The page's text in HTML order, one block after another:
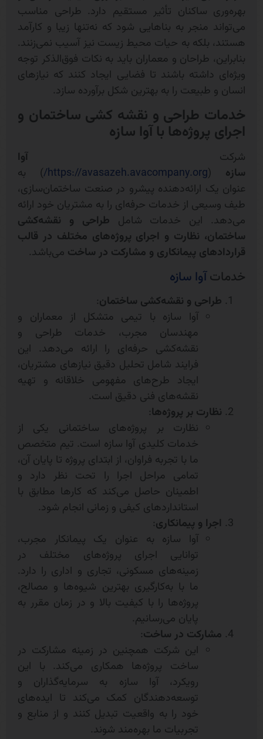
بهره‌وری ساکنان تأثیر مستقیم دارد. طراحی مناسب
می‌تواند منجر به بناهایی شود که نه‌تنها زیبا و کارآمد
هستند، بلکه به حیات محیط زیست نیز آسیب نمی‌زنند.
بنابراین، طراحان و معماران باید به نکات فوق‌الذکر توجه
ویژه‌ای داشته باشند تا فضایی ایجاد کنند که نیازهای
انسان و طبیعت را به بهترین شکل برآورده سازد.
خدمات طراحی و نقشه کشی ساختمان و
اجرای پروژه‌ها با آوا سازه
شرکت آوا
سازه (
https://avasazeh.avacompany.org/ ) به
عنوان یک ارائه‌دهنده پیشرو در صنعت ساختمان‌سازی،
طیف وسیعی از خدمات حرفه‌ای را به مشتریان خود ارائه
می‌دهد. این خدمات شامل طراحی و نقشه‌کشی
ساختمان، نظارت و اجرای پروژه‌های مختلف در قالب
قراردادهای پیمانکاری و مشارکت در ساخت می‌باشد.
خدماتآوا سازه
طراحی و نقشه‌کشی ساختمان:
آوا سازه با تیمی متشکل از معماران و
مهندسان مجرب، خدمات طراحی و
نقشه‌کشی حرفه‌ای را ارائه می‌دهد. این
فرایند شامل تحلیل دقیق نیازهای مشتریان،
ایجاد طرح‌های مفهومی خلاقانه و تهیه
نقشه‌های فنی دقیق است.
نظارت بر پروژه‌ها:
نظارت بر پروژه‌های ساختمانی یکی از
خدمات کلیدی آوا سازه است. تیم متخصص
ما با تجربه‌ فراوان، از ابتدای پروژه تا پایان آن،
تمامی مراحل اجرا را تحت نظر دارد و
اطمینان حاصل می‌کند که کارها مطابق با
استانداردهای کیفی و زمانی انجام شود.
اجرا و پیمانکاری:
آوا سازه به عنوان یک پیمانکار مجرب،
توانایی اجرای پروژه‌های مختلف در
زمینه‌های مسکونی، تجاری و اداری را دارد.
ما با به‌کارگیری بهترین شیوه‌ها و مصالح،
پروژه‌ها را با کیفیت بالا و در زمان مقرر به
پایان می‌رسانیم.
مشارکت در ساخت:
این شرکت همچنین در زمینه مشارکت در
ساخت پروژه‌ها همکاری می‌کند. با این
رویکرد، آوا سازه به سرمایه‌گذاران و
توسعه‌دهندگان کمک می‌کند تا ایده‌های
خود را به واقعیت تبدیل کنند و از منابع و
تجربیات ما بهره‌مند شوند.